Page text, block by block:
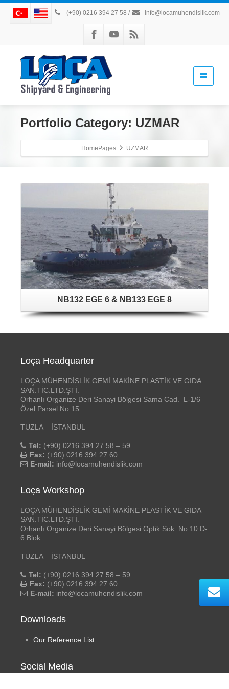
(+90) 0216 394 27 58 / info@locamuhendislik.com
Portfolio Category: UZMAR
HomePages UZMAR
NB132 EGE 6 & NB133 EGE 8
Loça Headquarter
LOÇA MÜHENDİSLİK GEMİ MAKİNE PLASTİK VE GIDA
SAN.TİC.LTD.ŞTİ.
Orhanlı Organize Deri Sanayi Bölgesi Sama Cad. L-1/6
Özel Parsel No:15
TUZLA – İSTANBUL
Tel: (+90) 0216 394 27 58 – 59
Fax: (+90) 0216 394 27 60
E-mail: info@locamuhendislik.com
Loça Workshop
LOÇA MÜHENDİSLİK GEMİ MAKİNE PLASTİK VE GIDA
SAN.TİC.LTD.ŞTİ.
Orhanlı Organize Deri Sanayi Bölgesi Optik Sok. No:10 D-
6 Blok
TUZLA – İSTANBUL
Tel: (+90) 0216 394 27 58 – 59
Fax: (+90) 0216 394 27 60
E-mail: info@locamuhendislik.com
Downloads
Our Reference List
Social Media